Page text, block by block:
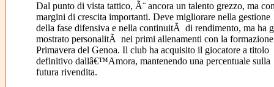
Dal punto di vista tattico, Ã¨ ancora un talento grezzo, ma
margini di crescita importanti. Deve migliorare nella gestione
della fase difensiva e nella continuitÃ di rendimento, ma ha
mostrato personalitÃ nei primi allenamenti con la formazione
Primavera del Genoa. Il club ha acquisito il giocatore a titolo
definitivo dallâ€™Amora, mantenendo una percentuale sulla
futura rivendita.